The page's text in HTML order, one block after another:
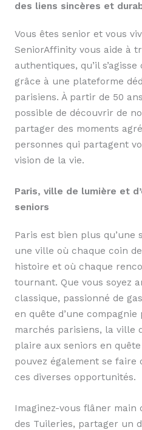
des liens sincères et
Vous êtes senior et vous
SeniorAffinity vous aide à
authentiques, qu’il s’agisse
grâce à une plateforme
parisiens. À partir de 50
possible de découvrir de
partager des moments
personnes qui partagent
vision de la vie.
Paris, ville de lumière et
seniors
Paris est bien plus qu’une
une ville où chaque coin
histoire et où chaque
tournant. Que vous soyez
classique, passionné de
en quête d’une
marchés parisiens, la ville
plaire aux seniors en
pouvez également se faire
ces diverses opportunités.
Imaginez-vous flâner main
des Tuileries, partager un